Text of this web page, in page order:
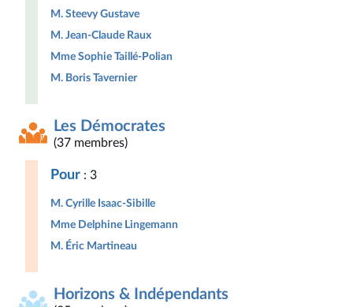
M. Steevy Gustave
M. Jean-Claude Raux
Mme Sophie Taillé-Polian
M. Boris Tavernier
Les Démocrates
(37 membres)
Pour : 3
M. Cyrille Isaac-Sibille
Mme Delphine Lingemann
M. Éric Martineau
Horizons & Indépendants